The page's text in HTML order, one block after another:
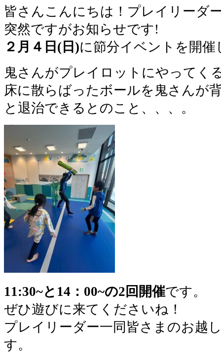
皆さんこんにちは！プレイリーダ
突然ですがお知らせです!
２月４日(日)に節分イベントを開催
鬼さんがプレイロットにやってく
床に散らばったボールを鬼さんが
と退治できるとのこと、、、。
11:30~と14：00~の2回開催です。
ぜひ遊びに来てくださいね！
プレイリーダー一同皆さまのお越
す。